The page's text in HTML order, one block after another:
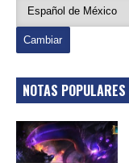
NOTAS POPULARES